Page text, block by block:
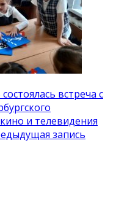
встреча с
и телевидения
запись